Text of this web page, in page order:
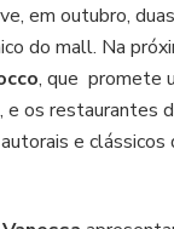
e
são
do
em outubro,
do mall. Na
, que promete
os restaurantes
e clássicos